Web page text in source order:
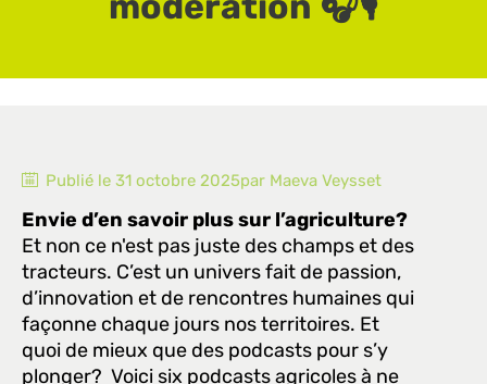
Publié le 31 octobre 2025par Maeva Veysset
Envie d’en savoir plus sur l’agriculture?
Et non ce n'est pas juste des champs et des
tracteurs. C’est un univers fait de passion,
d’innovation et de rencontres humaines qui
façonne chaque jours nos territoires. Et
quoi de mieux que des podcasts pour s’y
plonger?  Voici six podcasts agricoles à ne